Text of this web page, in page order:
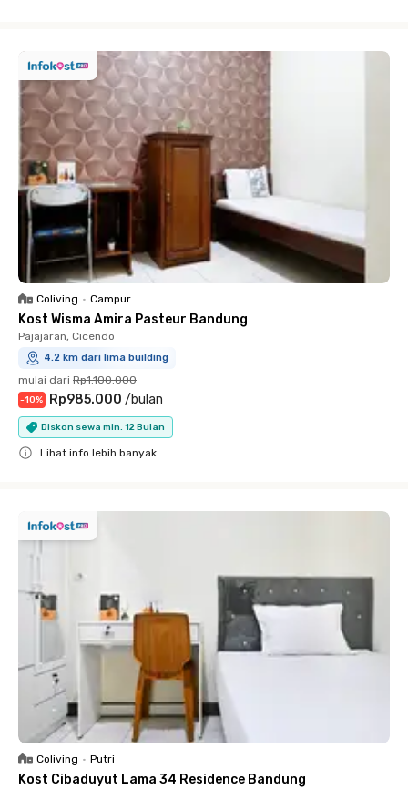
Coliving • Campur
Kost Wisma Amira Pasteur Bandung
Pajajaran, Cicendo
4.2 km dari lima building
mulai dari Rp1.100.000
-10% Rp985.000 /bulan
Diskon sewa min. 12 Bulan
Lihat info lebih banyak
Coliving • Putri
Kost Cibaduyut Lama 34 Residence Bandung